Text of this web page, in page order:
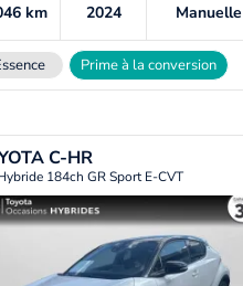
km 2024 Manuelle
Prime à la conversion
C-HR
184ch GR Sport E-CVT